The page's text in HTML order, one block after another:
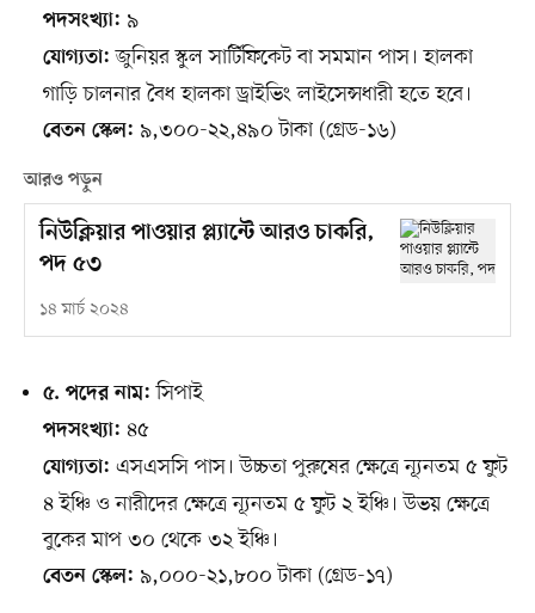
পদসংখ্যা: ৯
যোগ্যতা: জুনিয়র স্কুল সার্টিফিকেট বা সমমান পাস। হালকা
গাড়ি চালনার বৈধ হালকা ড্রাইভিং লাইসেন্সধারী হতে হবে।
বেতন স্কেল: ৯,৩০০-২২,৪৯০ টাকা (গ্রেড-১৬)
আরও পড়ুন
নিউক্লিয়ার পাওয়ার প্ল্যান্টে আরও চাকরি,
পদ ৫৩
১৪ মার্চ ২০২৪
৫. পদের নাম: সিপাই
পদসংখ্যা: ৪৫
যোগ্যতা: এসএসসি পাস। উচ্চতা পুরুষের ক্ষেত্রে ন্যূনতম ৫ ফুট
৪ ইঞ্চি ও নারীদের ক্ষেত্রে ন্যূনতম ৫ ফুট ২ ইঞ্চি। উভয় ক্ষেত্রে
বুকের মাপ ৩০ থেকে ৩২ ইঞ্চি।
বেতন স্কেল: ৯,০০০-২১,৮০০ টাকা (গ্রেড-১৭)